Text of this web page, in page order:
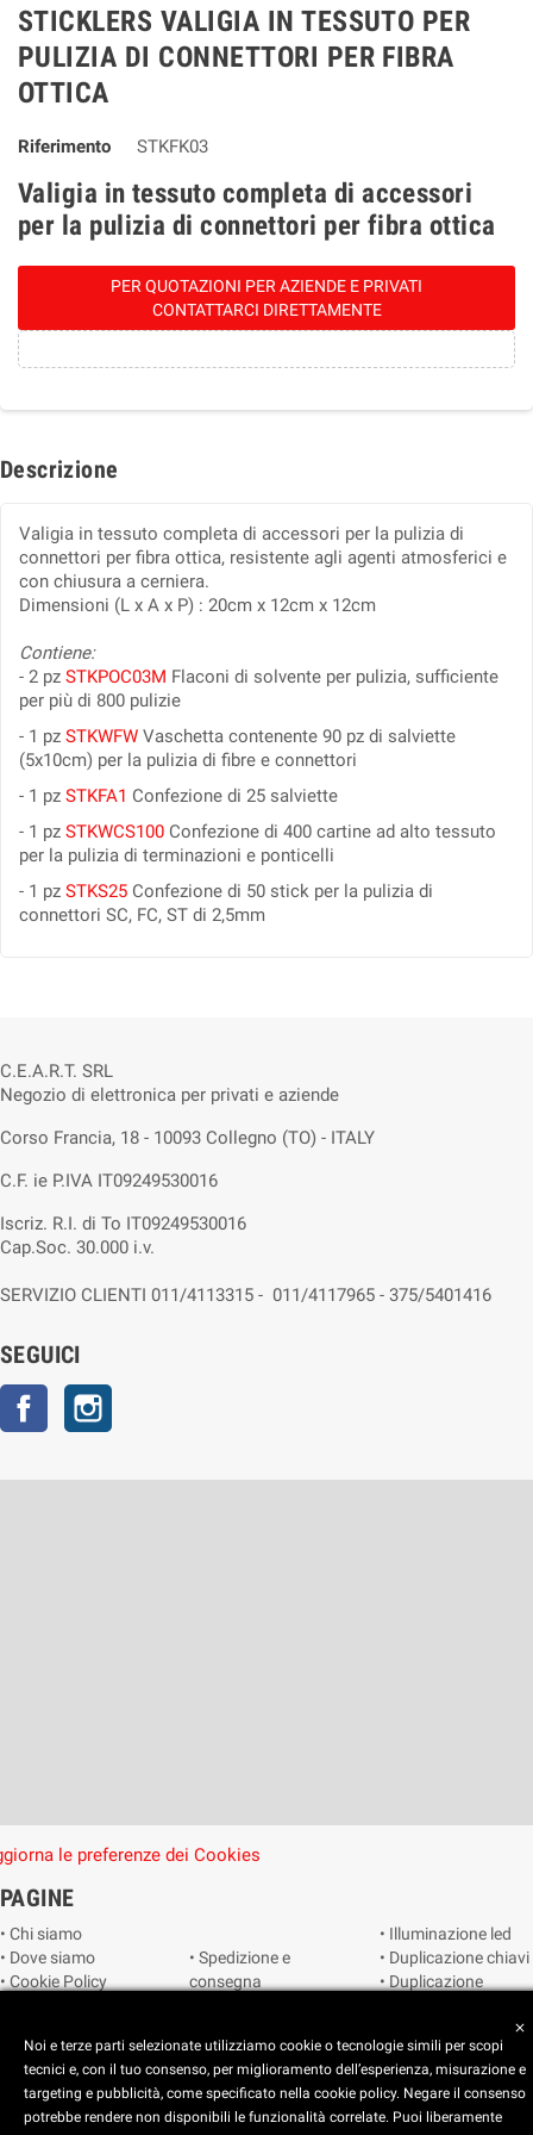
STICKLERS VALIGIA IN TESSUTO PER
PULIZIA DI CONNETTORI PER FIBRA
OTTICA
Riferimento STKFK03
Valigia in tessuto completa di accessori
per la pulizia di connettori per fibra ottica
PER QUOTAZIONI PER AZIENDE E PRIVATI
CONTATTARCI DIRETTAMENTE
Descrizione
Valigia in tessuto completa di accessori per la pulizia di
connettori per fibra ottica, resistente agli agenti atmosferici e
con chiusura a cerniera.
Dimensioni (L x A x P) : 20cm x 12cm x 12cm
Contiene:
- 2 pz STKPOC03M Flaconi di solvente per pulizia, sufficiente
per più di 800 pulizie
- 1 pz STKWFW Vaschetta contenente 90 pz di salviette
(5x10cm) per la pulizia di fibre e connettori
- 1 pz STKFA1 Confezione di 25 salviette
- 1 pz STKWCS100 Confezione di 400 cartine ad alto tessuto
per la pulizia di terminazioni e ponticelli
- 1 pz STKS25 Confezione di 50 stick per la pulizia di
connettori SC, FC, ST di 2,5mm
C.E.A.R.T. SRL
Negozio di elettronica per privati e aziende
Corso Francia, 18 - 10093 Collegno (TO) - ITALY
C.F. ie P.IVA IT09249530016
Iscriz. R.I. di To IT09249530016
Cap.Soc. 30.000 i.v.
SERVIZIO CLIENTI 011/4113315 - 011/4117965 - 375/5401416
SEGUICI
Facebook
le preferenze dei Cookies
PAGINE
• Chi siamo
• Dove siamo
• Cookie Policy
preferenze dei
cookie
• Spedizione e
consegna
• Catalogo
• Illuminazione led
• Duplicazione chiavi
• Duplicazione
• Smart home
• Video sorveglianza
close
Noi e terze parti selezionate utilizziamo cookie o tecnologie simili per scopi
tecnici e, con il tuo consenso, per miglioramento dell’esperienza, misurazione e
targeting e pubblicità, come specificato nella cookie policy. Negare il consenso
potrebbe rendere non disponibili le funzionalità correlate. Puoi liberamente